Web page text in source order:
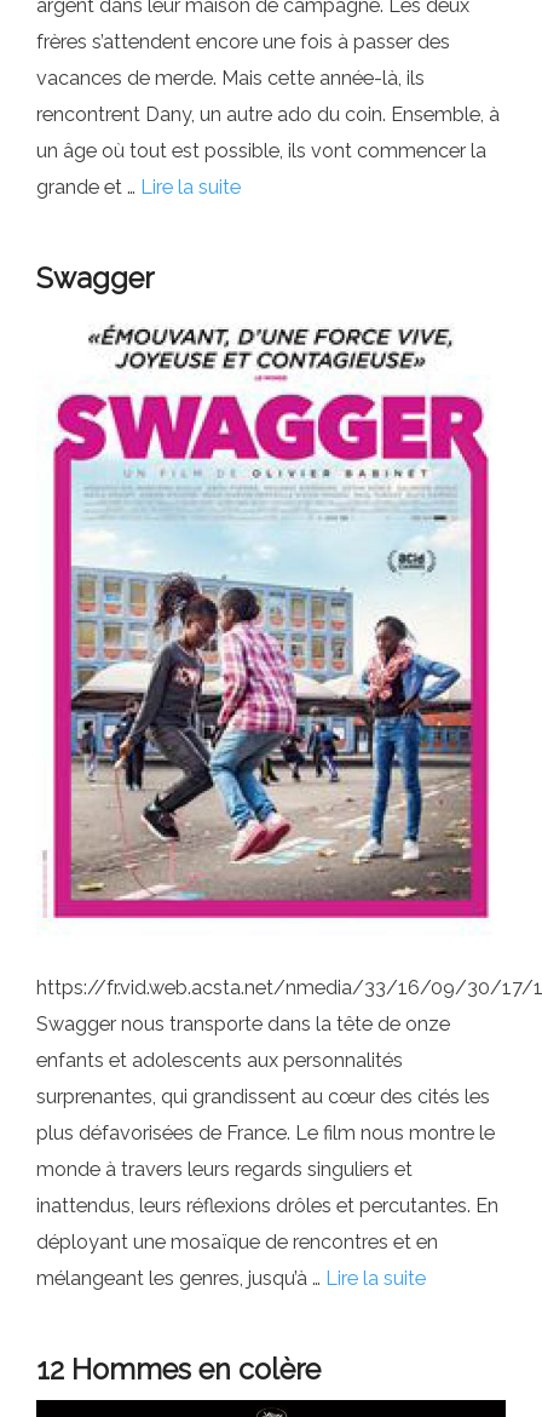
argent dans leur maison de campagne. Les deux
frères s’attendent encore une fois à passer des
vacances de merde. Mais cette année-là, ils
rencontrent Dany, un autre ado du coin. Ensemble, à
un âge où tout est possible, ils vont commencer la
grande et … Lire la suite
Swagger
https://fr.vid.web.acsta.net/nmedia/33/16/09/30/17/
Swagger nous transporte dans la tête de onze
enfants et adolescents aux personnalités
surprenantes, qui grandissent au cœur des cités les
plus défavorisées de France. Le film nous montre le
monde à travers leurs regards singuliers et
inattendus, leurs réflexions drôles et percutantes. En
déployant une mosaïque de rencontres et en
mélangeant les genres, jusqu’à … Lire la suite
12 Hommes en colère